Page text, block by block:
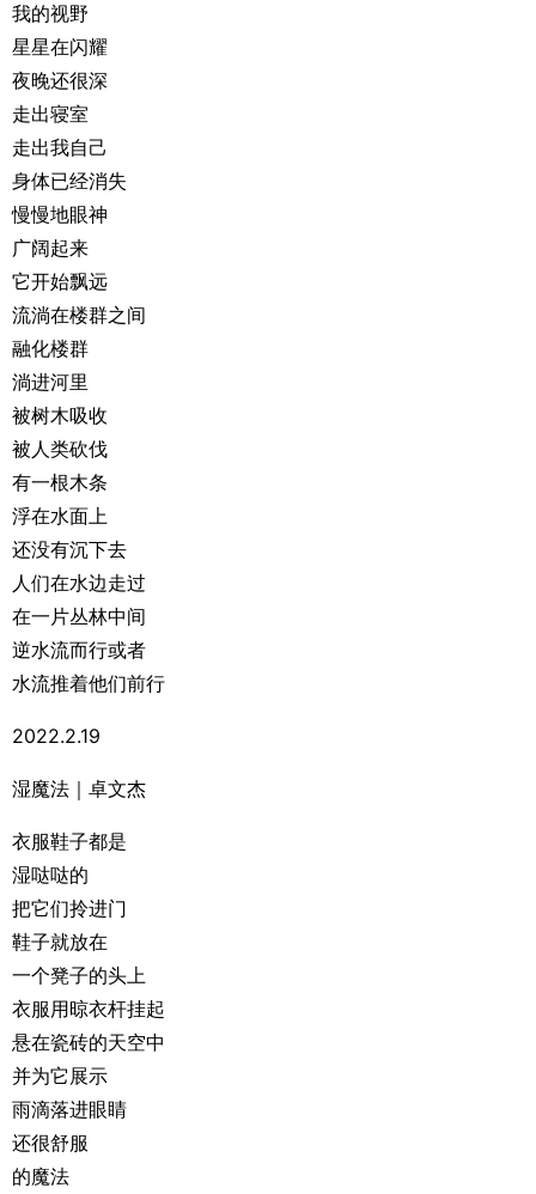
我的视野
星星在闪耀
夜晚还很深
走出寝室
走出我自己
身体已经消失
慢慢地眼神
广阔起来
它开始飘远
流淌在楼群之间
融化楼群
淌进河里
被树木吸收
被人类砍伐
有一根木条
浮在水面上
还没有沉下去
人们在水边走过
在一片丛林中间
逆水流而行或者
水流推着他们前行
2022.2.19
湿魔法｜卓文杰
衣服鞋子都是
湿哒哒的
把它们拎进门
鞋子就放在
一个凳子的头上
衣服用晾衣杆挂起
悬在瓷砖的天空中
并为它展示
雨滴落进眼睛
还很舒服
的魔法